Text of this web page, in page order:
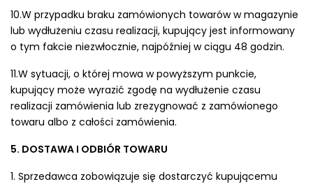
10.W przypadku braku zamówionych towarów w magazynie
lub wydłużeniu czasu realizacji, kupujący jest informowany
o tym fakcie niezwłocznie, najpóźniej w ciągu 48 godzin.
11.W sytuacji, o której mowa w powyższym punkcie,
kupujący może wyrazić zgodę na wydłużenie czasu
realizacji zamówienia lub zrezygnować z zamówionego
towaru albo z całości zamówienia.
5. DOSTAWA I ODBIÓR TOWARU
1. Sprzedawca zobowiązuje się dostarczyć kupującemu